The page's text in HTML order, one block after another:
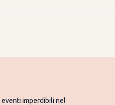
imperdibili nel